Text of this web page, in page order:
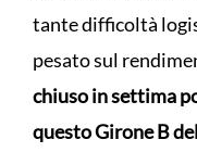
tante difficoltà
pesato sul
chiuso in settima
questo Girone B